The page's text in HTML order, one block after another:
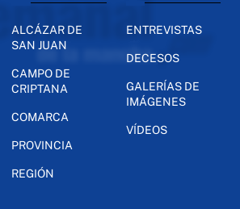
ALCÁZAR DE
SAN JUAN
CAMPO DE
CRIPTANA
COMARCA
PROVINCIA
REGIÓN
ENTREVISTAS
DECESOS
GALERÍAS DE
IMÁGENES
VÍDEOS